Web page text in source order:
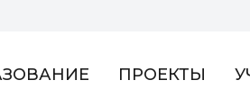
ПРОЕКТЫ